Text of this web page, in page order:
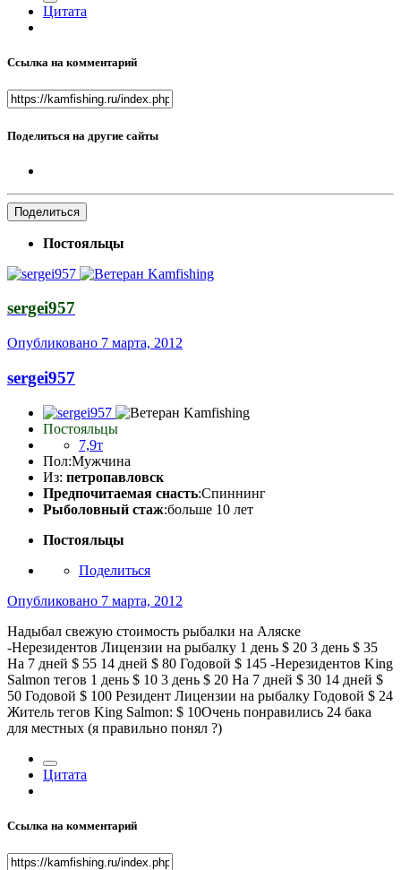
Цитата
Ссылка на комментарий
Поделиться на другие сайты
Поделиться
Постояльцы
sergei957
Опубликовано 7 марта, 2012
sergei957
Постояльцы
7,9т
Пол:Мужчина
Из: петропавловск
Предпочитаемая снасть:Спиннинг
Рыболовный стаж:больше 10 лет
Постояльцы
Поделиться
Опубликовано 7 марта, 2012
Надыбал свежую стоимость рыбалки на Аляске
-Нерезидентов Лицензии на рыбалку 1 день $ 20 3 день $ 35
На 7 дней $ 55 14 дней $ 80 Годовой $ 145 -Нерезидентов King
Salmon тегов 1 день $ 10 3 день $ 20 На 7 дней $ 30 14 дней $
50 Годовой $ 100 Резидент Лицензии на рыбалку Годовой $ 24
Житель тегов King Salmon: $ 10Очень понравились 24 бака
для местных (я правильно понял ?)
Цитата
Ссылка на комментарий